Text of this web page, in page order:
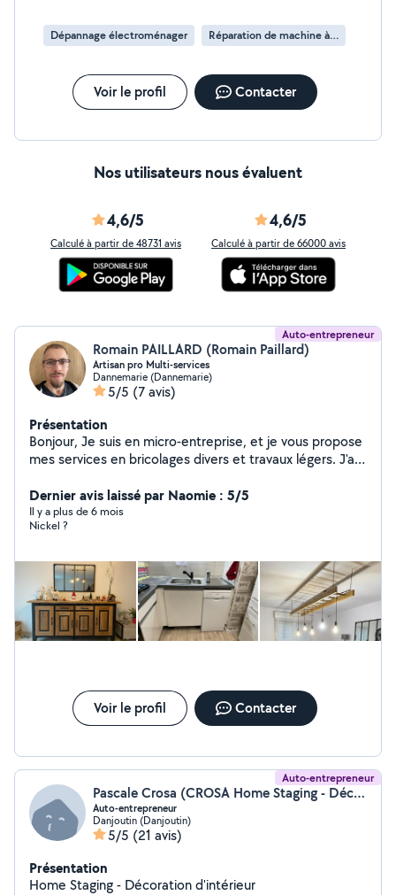
Dépannage électroménager Réparation de machine à laver
Voir le profil Contacter
Nos utilisateurs nous évaluent
4,6/5
Calculé à partir de 48731 avis
4,6/5
Calculé à partir de 66000 avis
Auto-entrepreneur
Romain PAILLARD (Romain Paillard)
Artisan pro Multi-services
Dannemarie (Dannemarie)
5/5 (7 avis)
Présentation
Bonjour, Je suis en micro-entreprise, et je vous propose
mes services en bricolages divers et travaux légers. J'ai
à mesure de mes chantiers. Je suis un "touche-à-tout".
Le travail bien fait et la satisfaction client sont mes
priorités. J'exerce cette activité-passion en parallèle de
en fin de journée, ou le week-end. N'hésitez pas à me
contacter selon vos besoins. Au plaisir de vous aider
tout bientôt ! Romain.
Dernier avis laissé par Naomie : 5/5
Il y a plus de 6 mois
Nickel ?
Voir le profil Contacter
Auto-entrepreneur
Pascale Crosa (CROSA Home Staging - Décoration)
Auto-entrepreneur
Danjoutin (Danjoutin)
5/5 (21 avis)
Présentation
Home Staging - Décoration d'intérieur